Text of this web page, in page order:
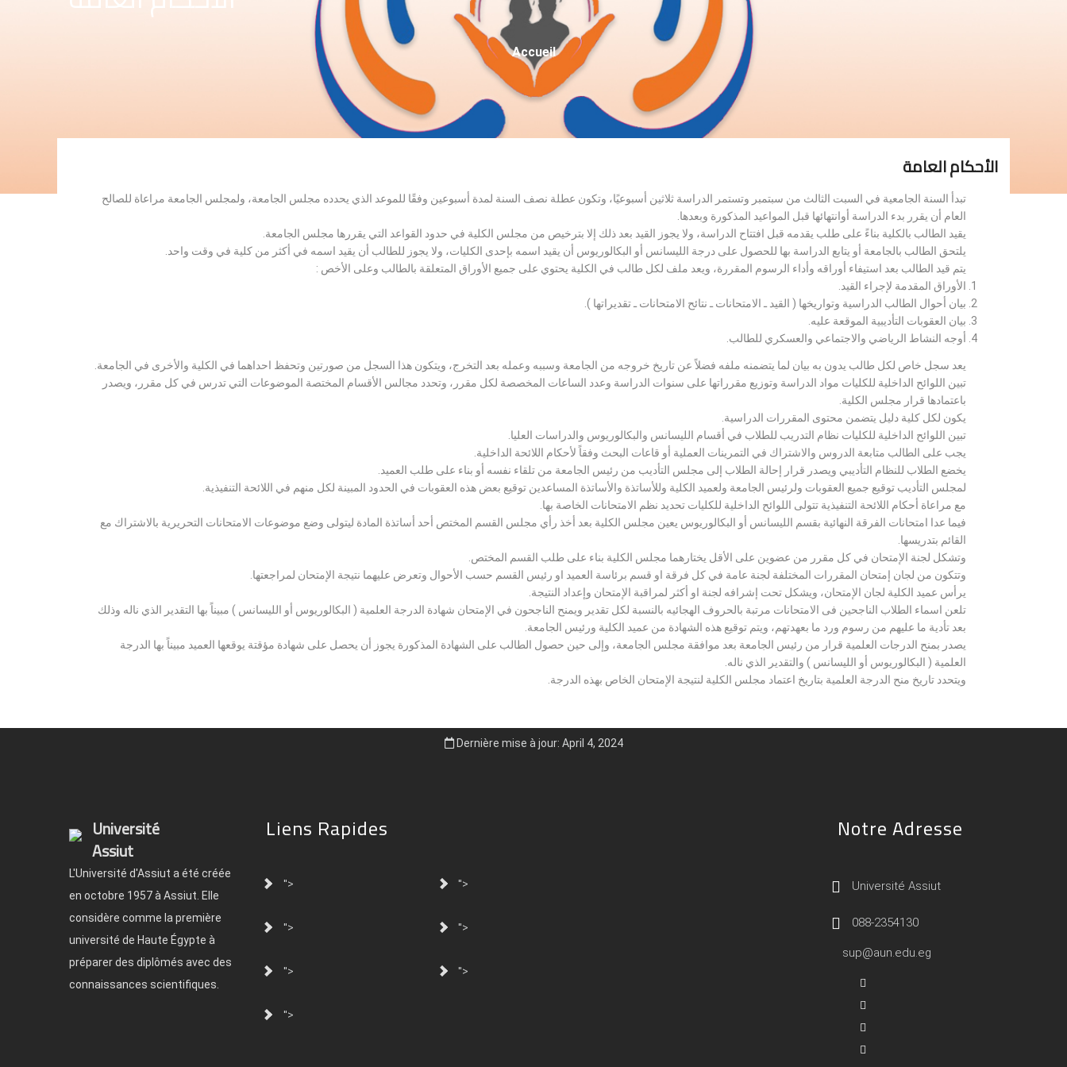
Fil
D'Ariane
Accueil
الأحكام العامة
تبدأ السنة الجامعية في السبت الثالث من سبتمبر وتستمر الدراسة ثلاثين أسبوعيًا، وتكون عطلة نصف السنة لمدة أسبوعين وفقًا للموعد الذي يحدده مجلس الجامعة، ولمجلس الجامعة مراعاة للصالح
العام أن يقرر بدء الدراسة أوانتهائها قبل المواعيد المذكورة وبعدها.
يقيد الطالب بالكلية بناءً على طلب يقدمه قبل افتتاح الدراسة، ولا يجوز القيد بعد ذلك إلا بترخيص من مجلس الكلية في حدود القواعد التي يقررها مجلس الجامعة.
يلتحق الطالب بالجامعة أو يتابع الدراسة بها للحصول على درجة الليسانس أو البكالوريوس أن يقيد اسمه بإحدى الكليات، ولا يجوز للطالب أن يقيد اسمه في أكثر من كلية في وقت واحد.
يتم قيد الطالب بعد استيفاء أوراقه وأداء الرسوم المقررة، ويعد ملف لكل طالب في الكلية يحتوي على جميع الأوراق المتعلقة بالطالب وعلى الأخص :
الأوراق المقدمة لإجراء القيد.
بيان أحوال الطالب الدراسية وتواريخها ( القيد ـ الامتحانات ـ نتائح الامتحانات ـ تقديراتها ).
بيان العقوبات التأديبية الموقعة عليه.
أوجه النشاط الرياضي والاجتماعي والعسكري للطالب.
يعد سجل خاص لكل طالب يدون به بيان لما يتضمنه ملفه فضلاً عن تاريخ خروجه من الجامعة وسببه وعمله بعد التخرج، ويتكون هذا السجل من صورتين وتحفظ احداهما في الكلية والأخرى في الجامعة.
تبين اللوائح الداخلية للكليات مواد الدراسة وتوزيع مقرراتها على سنوات الدراسة وعدد الساعات المخصصة لكل مقرر، وتحدد مجالس الأقسام المختصة الموضوعات التي تدرس في كل مقرر، ويصدر
باعتمادها قرار مجلس الكلية.
يكون لكل كلية دليل يتضمن محتوى المقررات الدراسية.
تبين اللوائح الداخلية للكليات نظام التدريب للطلاب في أقسام الليسانس والبكالوريوس والدراسات العليا.
يجب على الطالب متابعة الدروس والاشتراك في التمرينات العملية أو قاعات البحث وفقاً لأحكام اللائحة الداخلية.
يخضع الطلاب للنظام التأديبي ويصدر قرار إحالة الطلاب إلى مجلس التأديب من رئيس الجامعة من تلقاء نفسه أو بناء على طلب العميد.
لمجلس التأديب توقيع جميع العقوبات ولرئيس الجامعة ولعميد الكلية وللأساتذة والأساتذة المساعدين توقيع بعض هذه العقوبات في الحدود المبينة لكل منهم في اللائحة التنفيذية.
مع مراعاة أحكام اللائحة التنفيذية تتولى اللوائح الداخلية للكليات تحديد نظم الامتحانات الخاصة بها.
فيما عدا امتحانات الفرقة النهائية بقسم الليسانس أو البكالوريوس يعين مجلس الكلية بعد أخذ رأي مجلس القسم المختص أحد أساتذة المادة ليتولى وضع موضوعات الامتحانات التحريرية بالاشتراك مع
القائم بتدريسها.
وتشكل لجنة الإمتحان في كل مقرر من عضوين على الأقل يختارهما مجلس الكلية بناء على طلب القسم المختص.
وتتكون من لجان إمتحان المقررات المختلفة لجنة عامة في كل فرقة او قسم برئاسة العميد او رئيس القسم حسب الأحوال وتعرض عليهما نتيجة الإمتحان لمراجعتها.
يرأس عميد الكلية لجان الإمتحان، ويشكل تحت إشرافه لجنة او أكثر لمراقبة الإمتحان وإعداد النتيجة.
تلعن اسماء الطلاب الناجحين فى الامتحانات مرتبة بالحروف الهجائيه بالنسبة لكل تقدير ويمنح الناجحون في الإمتحان شهادة الدرجة العلمية ( البكالوريوس أو الليسانس ) مبيناً بها التقدير الذي ناله وذلك
بعد تأدية ما عليهم من رسوم ورد ما بعهدتهم، ويتم توقيع هذه الشهادة من عميد الكلية ورئيس الجامعة.
يصدر بمنح الدرجات العلمية قرار من رئيس الجامعة بعد موافقة مجلس الجامعة، وإلى حين حصول الطالب على الشهادة المذكورة يجوز أن يحصل على شهادة مؤقتة يوقعها العميد مبيناً بها الدرجة
العلمية ( البكالوريوس أو الليسانس ) والتقدير الذي ناله.
ويتحدد تاريخ منح الدرجة العلمية بتاريخ اعتماد مجلس الكلية لنتيجة الإمتحان الخاص بهذه الدرجة.
Dernière mise à jour: April 4, 2024
Université
Assiut
L'Université d'Assiut a été créée
en octobre 1957 à Assiut. Elle
considère comme la première
université de Haute Égypte à
préparer des diplômés avec des
connaissances scientifiques.
Liens Rapides
"> ">
"> ">
"> ">
">
Notre Adresse
Université Assiut
088-2354130
sup@aun.edu.eg